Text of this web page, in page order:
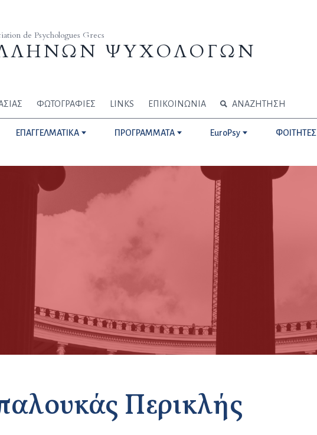
de Psychologues Grecs
ΨΥΧΟΛΟΓΩΝ
ΦΩΤΟΓΡΑΦΙΕΣ LINKS ΕΠΙΚΟΙΝΩΝΙΑ ΑΝΑΖΗΤΗΣΗ
ΕΠΑΓΓΕΛΜΑΤΙΚΑ ΠΡΟΓΡΑΜΜΑΤΑ EuroPsy ΦΟΙΤΗΤΕΣ
Περικλής